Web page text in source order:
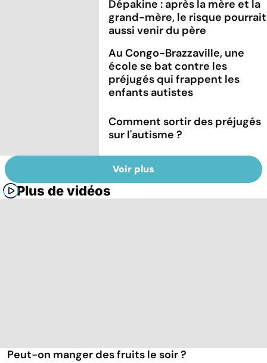
Dépakine : après la mère et la
grand-mère, le risque pourrait
aussi venir du père
Au Congo-Brazzaville, une
école se bat contre les
préjugés qui frappent les
enfants autistes
Comment sortir des préjugés
sur l'autisme ?
Voir plus
Plus de vidéos
Peut-on manger des fruits le soir ?